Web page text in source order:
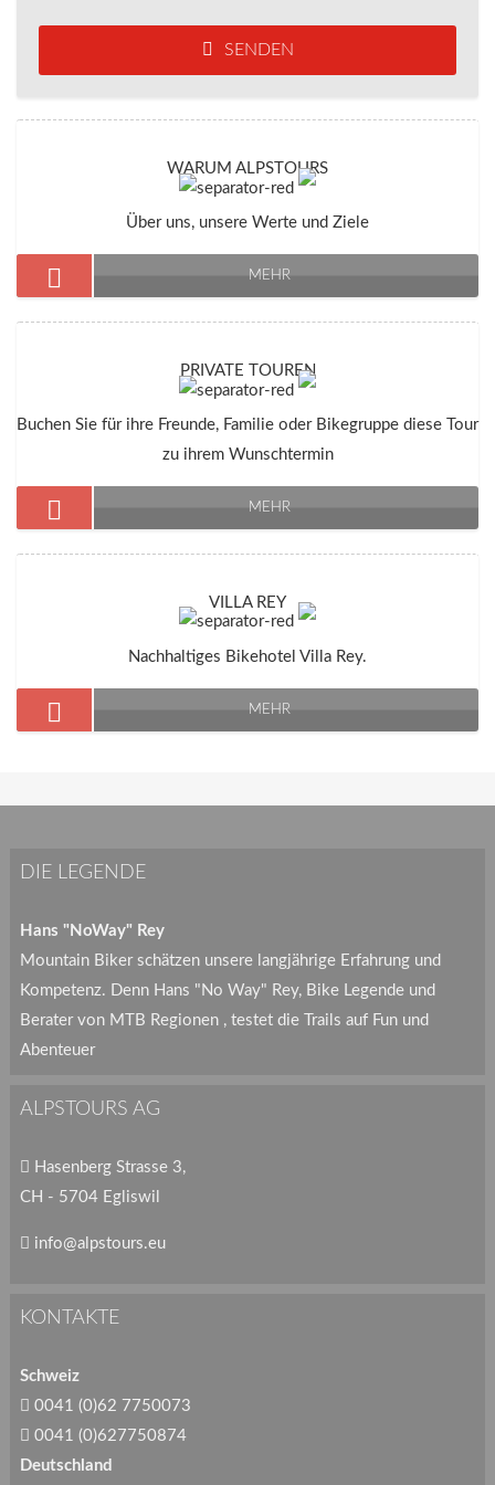
SENDEN
WARUM ALPSTOURS
Über uns, unsere Werte und Ziele
MEHR
PRIVATE TOUREN
Buchen Sie für ihre Freunde, Familie oder Bikegruppe diese Tour
zu ihrem Wunschtermin
MEHR
VILLA REY
Nachhaltiges Bikehotel Villa Rey.
MEHR
DIE LEGENDE
Hans "NoWay" Rey
Mountain Biker schätzen unsere langjährige Erfahrung und
Kompetenz. Denn Hans "No Way" Rey, Bike Legende und
Berater von MTB Regionen , testet die Trails auf Fun und
Abenteuer
ALPSTOURS AG
Hasenberg Strasse 3,
CH - 5704 Egliswil
info@alpstours.eu
KONTAKTE
Schweiz
0041 (0)62 7750073
0041 (0)627750874
Deutschland